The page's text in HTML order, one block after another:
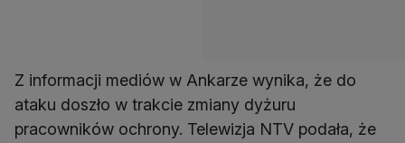
Z informacji mediów w Ankarze wynika, że do
ataku doszło w trakcie zmiany dyżuru
pracowników ochrony. Telewizja NTV podała, że